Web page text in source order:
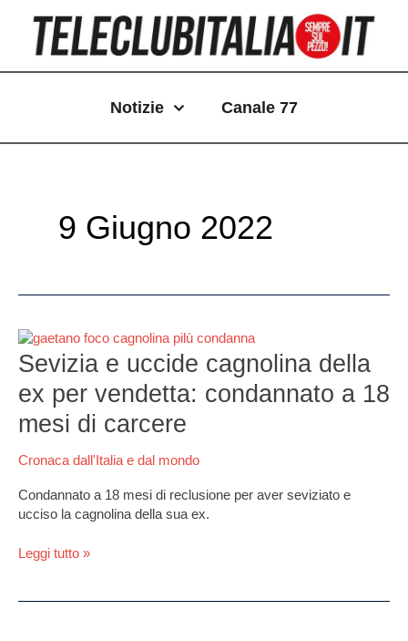
contenuto
Notizie Canale 77
9 Giugno 2022
Sevizia e uccide cagnolina della
ex per vendetta: condannato a 18
mesi di carcere
Cronaca dall'Italia e dal mondo
Condannato a 18 mesi di reclusione per aver seviziato e
ucciso la cagnolina della sua ex.
Sevizia
e
uccide
cagnolina
ex
per
condannato
a
mesi
Leggi tutto »
articoli